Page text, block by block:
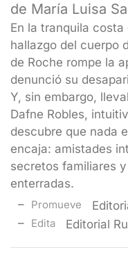
de María Luisa
En la tranquila
hallazgo del cuerpo
de Roche rompe la
denunció su
Y, sin embargo,
Dafne Robles,
descubre que nada
encaja: amistades
secretos familiares
enterradas.
Promueve
Edita Editorial